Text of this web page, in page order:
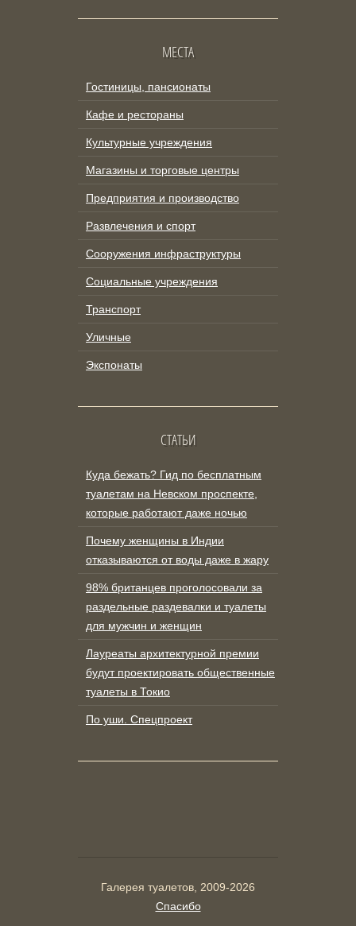
МЕСТА
Гостиницы, пансионаты
Кафе и рестораны
Культурные учреждения
Магазины и торговые центры
Предприятия и производство
Развлечения и спорт
Сооружения инфраструктуры
Социальные учреждения
Транспорт
Уличные
Экспонаты
СТАТЬИ
Куда бежать? Гид по бесплатным
туалетам на Невском проспекте,
которые работают даже ночью
Почему женщины в Индии
отказываются от воды даже в жару
98% британцев проголосовали за
раздельные раздевалки и туалеты
для мужчин и женщин
Лауреаты архитектурной премии
будут проектировать общественные
туалеты в Токио
По уши. Спецпроект
Галерея туалетов, 2009-2026
Спасибо